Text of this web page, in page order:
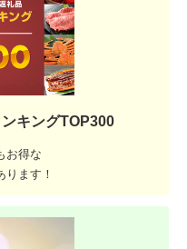
キングTOP300
お得な
ます！